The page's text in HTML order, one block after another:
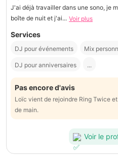
J'ai déjà travailler dans une sono, je
boîte de nuit et j'ai... Voir plus
Services
DJ pour événements Mix
DJ pour anniversaires ...
Pas encore d'avis
Loïc vient de rejoindre Ring Twice
de main.
Voir le